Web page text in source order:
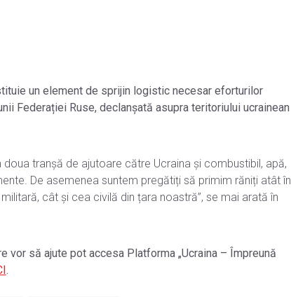
un element de sprijin logistic necesar eforturilor
Federației Ruse, declanșată asupra teritoriului ucrainean
doua tranșă de ajutoare către Ucraina și combustibil, apă,
De asemenea suntem pregătiți să primim răniți atât în
cât și cea civilă din țara noastră”, se mai arată în
vor să ajute pot accesa Platforma „Ucraina – Împreună
.